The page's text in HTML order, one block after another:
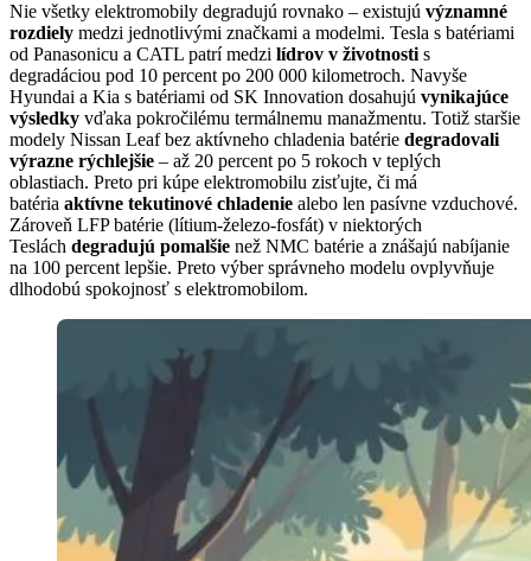
Nie všetky elektromobily degradujú rovnako – existujú významné
rozdiely medzi jednotlivými značkami a modelmi. Tesla s batériami
od Panasonicu a CATL patrí medzi lídrov v životnosti s
degradáciou pod 10 percent po 200 000 kilometroch. Navyše
Hyundai a Kia s batériami od SK Innovation dosahujú vynikajúce
výsledky vďaka pokročilému termálnemu manažmentu. Totiž staršie
modely Nissan Leaf bez aktívneho chladenia batérie degradovali
výrazne rýchlejšie – až 20 percent po 5 rokoch v teplých
oblastiach. Preto pri kúpe elektromobilu zisťujte, či má
batéria aktívne tekutinové chladenie alebo len pasívne vzduchové.
Zároveň LFP batérie (lítium-železo-fosfát) v niektorých
Teslách degradujú pomalšie než NMC batérie a znášajú nabíjanie
na 100 percent lepšie. Preto výber správneho modelu ovplyvňuje
dlhodobú spokojnosť s elektromobilom.